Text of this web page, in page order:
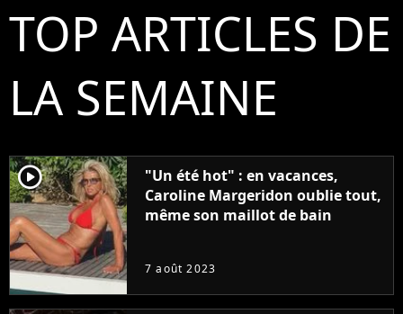
TOP ARTICLES DE
LA SEMAINE
player2
"Un été hot" : en vacances,
Caroline Margeridon oublie tout,
même son maillot de bain
7 août 2023